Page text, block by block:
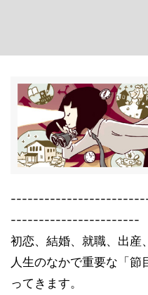
-----------------------
初恋、結婚、就職、出産
人生のなかで重要な「
ってきます。